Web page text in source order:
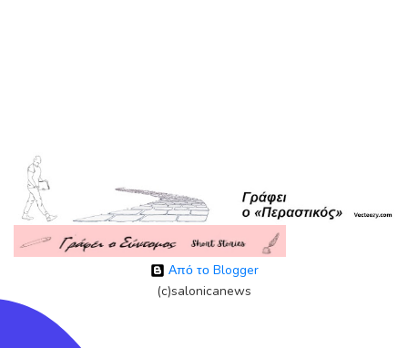
Από το Blogger
(c)salonicanews